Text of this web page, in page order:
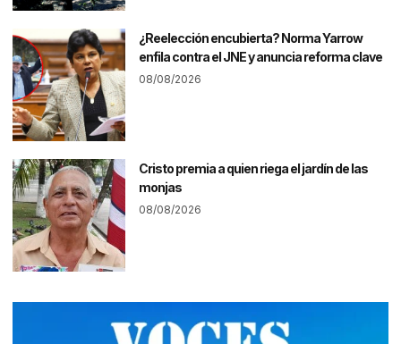
¿Reelección encubierta? Norma Yarrow
enfila contra el JNE y anuncia reforma clave
08/08/2026
Cristo premia a quien riega el jardín de las
monjas
08/08/2026